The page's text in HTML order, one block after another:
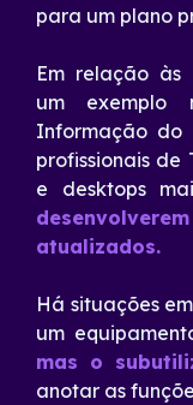
para um plano
Em relação às
um exemplo
Informação do
profissionais de
e desktops
atualizados.
Há situações
um
mas o
anotar as